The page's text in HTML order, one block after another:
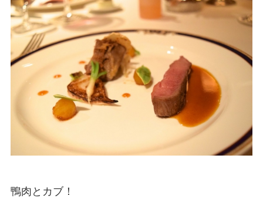
鴨肉とカブ！